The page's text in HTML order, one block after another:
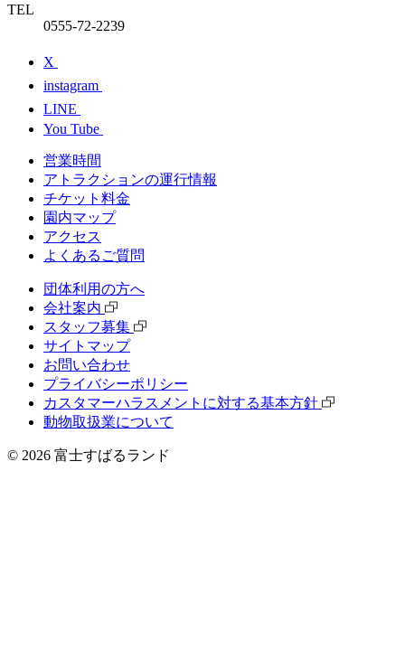
TEL
0555-72-2239
X
instagram
LINE
You Tube
営業時間
アトラクションの運行情報
チケット料⾦
園内マップ
アクセス
よくあるご質問
団体利⽤の⽅へ
会社案内
スタッフ募集
サイトマップ
お問い合わせ
プライバシーポリシー
カスタマーハラスメントに対する基本方針
動物取扱業について
© 2026 富士すばるランド